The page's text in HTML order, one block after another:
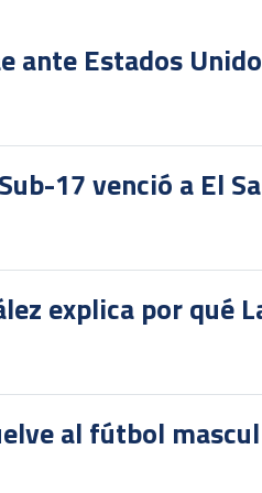
ante Estados
17 venció a El
explica por qué
al fútbol